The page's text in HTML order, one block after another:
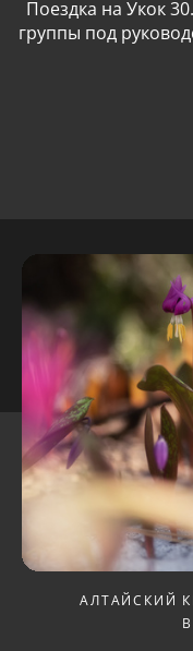
Поездка на Укок
группы под
АЛТАЙСКИЙ